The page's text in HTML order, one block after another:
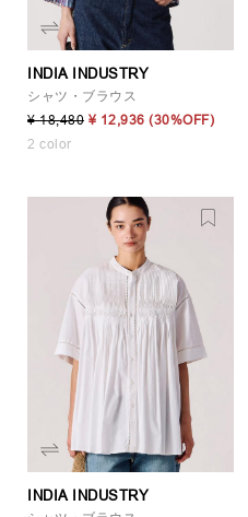
INDIA INDUSTRY
シャツ・ブラウス
¥ 18,480 ¥ 12,936 (30%OFF)
2 color
INDIA INDUSTRY